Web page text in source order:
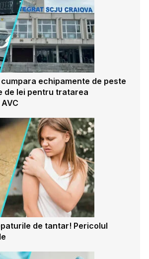
cumpara echipamente de peste
de lei pentru tratarea
de tantar! Pericolul